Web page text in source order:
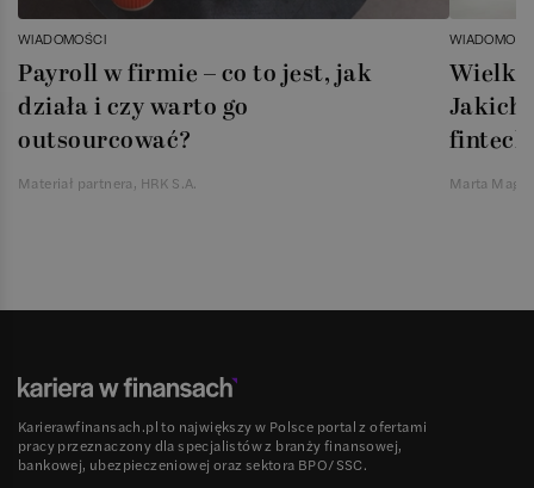
WIADOMOŚCI
Payroll w firmie – co to jest, jak
działa i czy warto go
outsourcować?
Materiał partnera, HRK S.A.
Jakich
Marta
Karierawfinansach.pl to największy w Polsce portal z ofertami
pracy przeznaczony dla specjalistów z branży finansowej,
bankowej, ubezpieczeniowej oraz sektora BPO/SSC.